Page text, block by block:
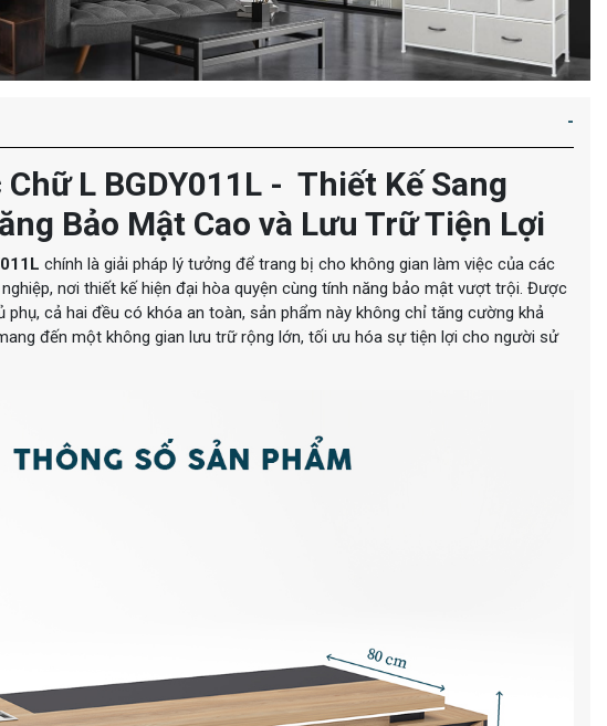
L BGDY011L - Thiết Kế Sang
Bảo Mật Cao và Lưu Trữ Tiện Lợi
chính là giải pháp lý tưởng để trang bị cho không gian làm việc của các
nơi thiết kế hiện đại hòa quyện cùng tính năng bảo mật vượt trội. Được
cả hai đều có khóa an toàn, sản phẩm này không chỉ tăng cường khả
đến một không gian lưu trữ rộng lớn, tối ưu hóa sự tiện lợi cho người sử